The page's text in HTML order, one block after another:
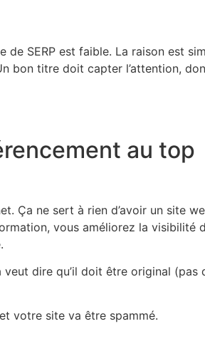
de SERP est faible. La raison est
bon titre doit capter l’attention,
au top
Ça ne sert à rien d’avoir un site
vous améliorez la visibilité
dire qu’il doit être original (pas
votre site va être spammé.